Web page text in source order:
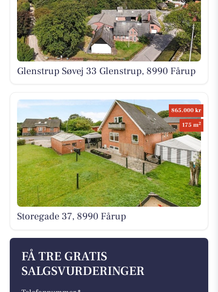
Glenstrup Søvej 33 Glenstrup, 8990 Fårup
865.000 kr
175 m2
Storegade 37, 8990 Fårup
FÅ TRE GRATIS
SALGSVURDERINGER